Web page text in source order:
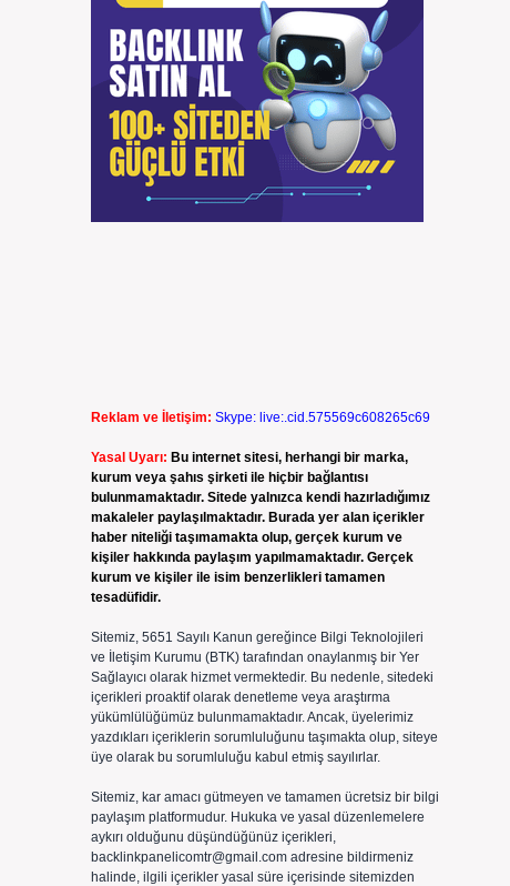
Reklam ve İletişim: Skype: live:.cid.575569c608265c69
Yasal Uyarı: Bu internet sitesi, herhangi bir marka,
kurum veya şahıs şirketi ile hiçbir bağlantısı
bulunmamaktadır. Sitede yalnızca kendi hazırladığımız
makaleler paylaşılmaktadır. Burada yer alan içerikler
haber niteliği taşımamakta olup, gerçek kurum ve
kişiler hakkında paylaşım yapılmamaktadır. Gerçek
kurum ve kişiler ile isim benzerlikleri tamamen
tesadüfidir.
Sitemiz, 5651 Sayılı Kanun gereğince Bilgi Teknolojileri
ve İletişim Kurumu (BTK) tarafından onaylanmış bir Yer
Sağlayıcı olarak hizmet vermektedir. Bu nedenle, sitedeki
içerikleri proaktif olarak denetleme veya araştırma
yükümlülüğümüz bulunmamaktadır. Ancak, üyelerimiz
yazdıkları içeriklerin sorumluluğunu taşımakta olup, siteye
üye olarak bu sorumluluğu kabul etmiş sayılırlar.
Sitemiz, kar amacı gütmeyen ve tamamen ücretsiz bir bilgi
paylaşım platformudur. Hukuka ve yasal düzenlemelere
aykırı olduğunu düşündüğünüz içerikleri,
backlinkpanelicomtr@gmail.comadresine bildirmeniz
halinde, ilgili içerikler yasal süre içerisinde sitemizden